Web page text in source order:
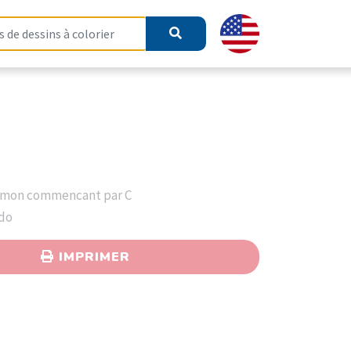
commencant par C
IMPRIMER